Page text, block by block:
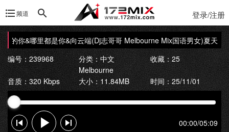
频道 登录/注册
的你&哪里都是你&向云端(Dj志哥哥 Melbourne Mix国语男女)夏天的
编号：239968
分类：中文
Melbourne
收藏：25
音质：320 Kbps 大小：11.84MB 时间：25/11/01
00:00/05:09